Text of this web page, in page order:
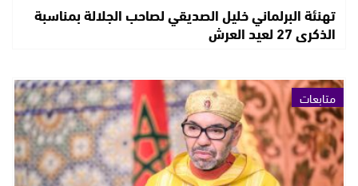
تهنئة البرلماني خليل الصديقي لصاحب الجلالة بمناسبة
الذكرى 27 لعيد العرش
متابعات